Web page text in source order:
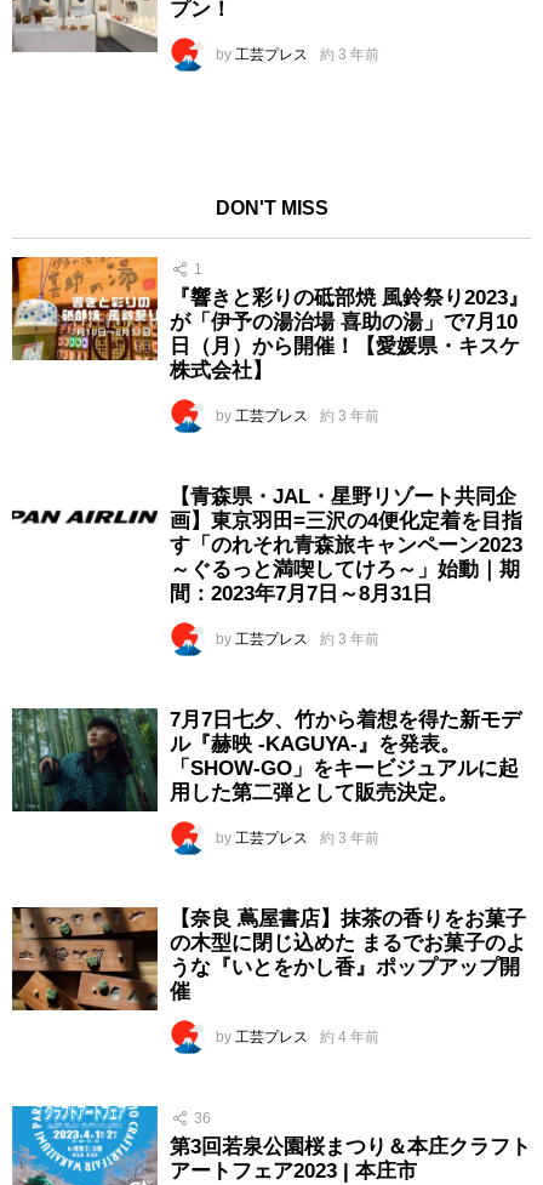
プン！
by 工芸プレス 約 3 年前
DON'T MISS
1
『響きと彩りの砥部焼 風鈴祭り2023』
が「伊予の湯治場 喜助の湯」で7月10
日（月）から開催！【愛媛県・キスケ
株式会社】
by 工芸プレス 約 3 年前
【青森県・JAL・星野リゾート共同企
画】東京羽田=三沢の4便化定着を目指
す「のれそれ青森旅キャンペーン2023
～ぐるっと満喫してけろ～」始動｜期
間：2023年7月7日～8月31日
by 工芸プレス 約 3 年前
7月7日七夕、竹から着想を得た新モデ
ル『赫映 -KAGUYA-』を発表。
「SHOW-GO」をキービジュアルに起
用した第二弾として販売決定。
by 工芸プレス 約 3 年前
【奈良 蔦屋書店】抹茶の香りをお菓子
の木型に閉じ込めた まるでお菓子のよ
うな『いとをかし香』ポップアップ開
催
by 工芸プレス 約 4 年前
36
第3回若泉公園桜まつり＆本庄クラフト
アートフェア2023 | 本庄市